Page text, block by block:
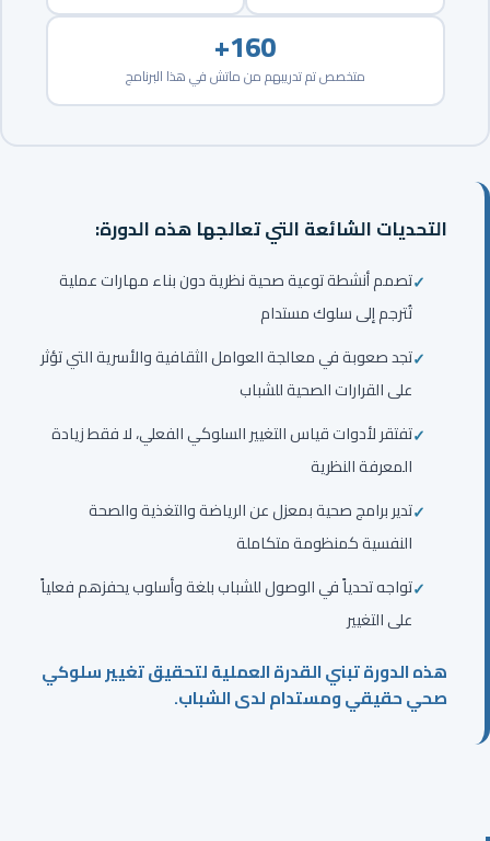
160+
متخصص تم تدريبهم من ماتش في هذا البرنامج
التحديات الشائعة التي تعالجها هذه الدورة:
تصمم أنشطة توعية صحية نظرية دون بناء مهارات عملية
تُترجم إلى سلوك مستدام
تجد صعوبة في معالجة العوامل الثقافية والأسرية التي تؤثر
على القرارات الصحية للشباب
تفتقر لأدوات قياس التغيير السلوكي الفعلي، لا فقط زيادة
المعرفة النظرية
تدير برامج صحية بمعزل عن الرياضة والتغذية والصحة
النفسية كمنظومة متكاملة
تواجه تحدياً في الوصول للشباب بلغة وأسلوب يحفزهم فعلياً
على التغيير
هذه الدورة تبني القدرة العملية لتحقيق تغيير سلوكي
صحي حقيقي ومستدام لدى الشباب.